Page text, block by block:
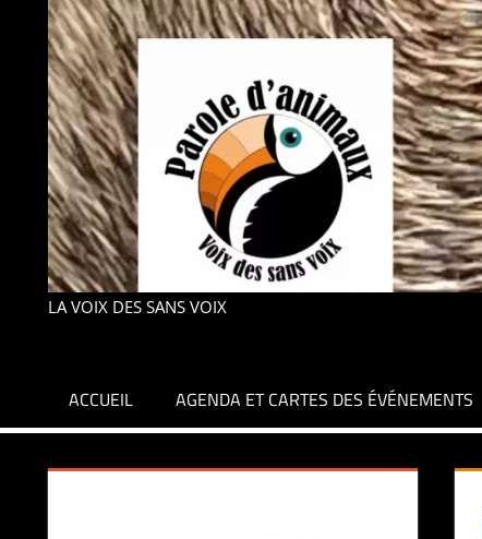
LA VOIX DES SANS VOIX
ACCUEIL AGENDA ET CARTES DES ÉVÉNEMENTS